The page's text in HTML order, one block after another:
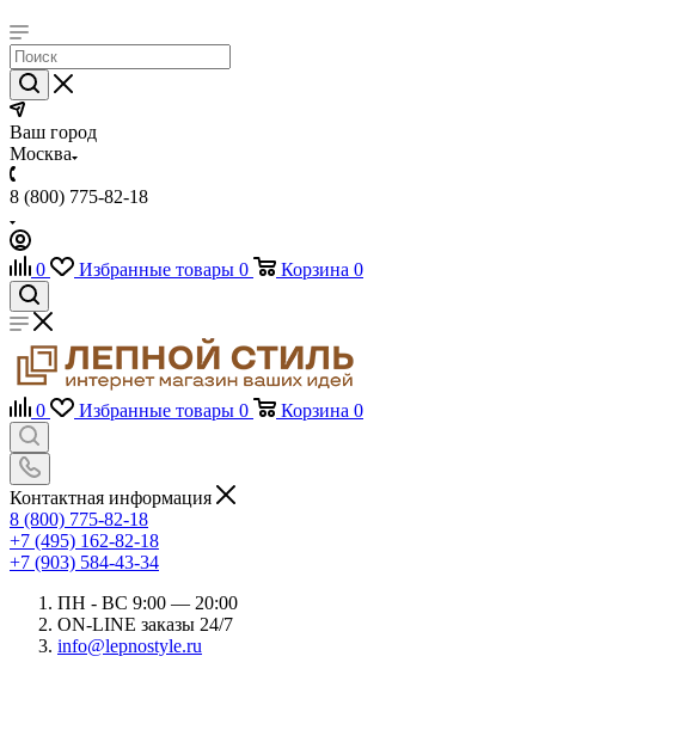
Ваш город
Москва
8 (800) 775-82-18
0 Избранные товары 0 Корзина 0
0 Избранные товары 0 Корзина 0
Контактная информация
8 (800) 775-82-18
+7 (495) 162-82-18
+7 (903) 584-43-34
ПН - ВС 9:00 — 20:00
ON-LINE заказы 24/7
info@lepnostyle.ru